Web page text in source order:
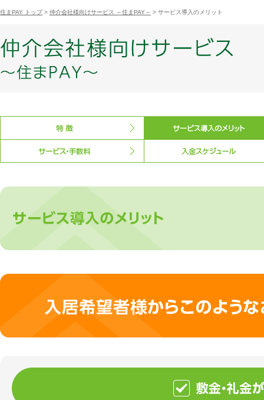
住まPAY トップ> 仲介会社様向けサービス ～住まPAY～ > サービス導入のメリット